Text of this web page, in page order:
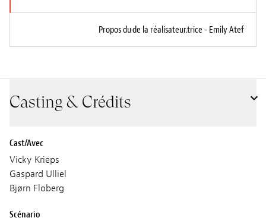
Propos du·de la réalisateur.trice - Emily Atef
Casting & Crédits
Cast/Avec
Vicky Krieps
Gaspard Ulliel
Bjørn Floberg
Scénario